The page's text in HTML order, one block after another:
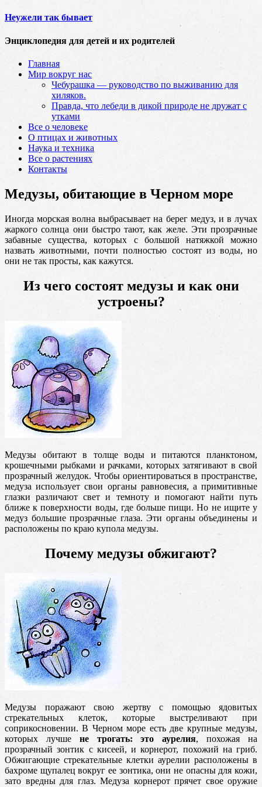
Неужели так бывает
Энциклопедия для детей и их родителей
Главная
Мир вокруг нас
Чебурашка — руководство по выживанию для
хиляков.
Правда, что лебеди в дикой природе не дружат с
утками
Все о человеке
О птицах и животных
Наука и техника
Все о растениях
Контакты
Медузы, обитающие в Черном море
Иногда морская волна выбрасывает на берег медуз, и в лучах
жаркого солнца они быстро тают, как желе. Эти прозрачные
забавные существа, которых с большой натяжкой можно
назвать животными, почти полностью состоят из воды, но
они не так просты, как кажутся.
Из чего состоят медузы и как они
устроены?
Медузы обитают в толще воды и питаются планктоном,
крошечными рыбками и рачками, которых затягивают в свой
прозрачный желудок. Чтобы ориентироваться в пространстве,
медуза использует свои органы равновесия, а примитивные
глазки различают свет и темноту и помогают найти путь
ближе к поверхности воды, где больше пищи. Но не ищите у
медуз большие прозрачные глаза. Эти органы объединены и
расположены по краю купола медузы.
Почему медузы обжигают?
Медузы поражают свою жертву с помощью ядовитых
стрекательных клеток, которые выстреливают при
соприкосновении. В Черном море есть две крупные медузы,
которых лучше не трогать: это аурелия, похожая на
прозрачный зонтик с кисеей, и корнерот, похожий на гриб.
Обжигающие стрекательные клетки аурелии расположены в
бахроме щупалец вокруг ее зонтика, они не опасны для кожи,
зато вредны для глаз. Медуза корнерот прячет свое оружие